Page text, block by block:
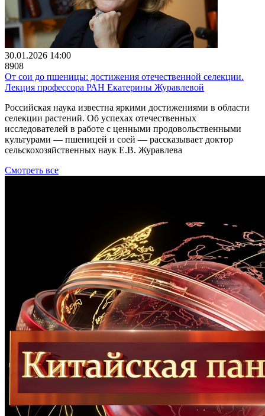
30.01.2026 14:00
8908
От сои до пшеницы: достижения отечественной селекции.
Лекция профессора РАН Екатерины Журавлевой
Российская наука известна яркими достижениями в области
селекции растений. Об успехах отечественных
исследователей в работе с ценными продовольственными
культурами — пшеницей и соей — рассказывает доктор
сельскохозяйственных наук Е.В. Журавлева
Смотреть все